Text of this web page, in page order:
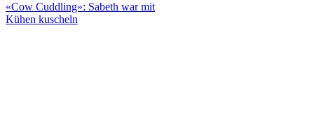
«Cow Cuddling»: Sabeth war mit
Kühen kuscheln